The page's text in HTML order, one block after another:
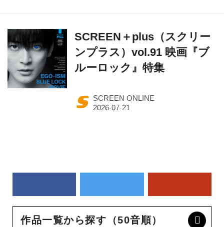
SCREEN＋plus（スクリー
ンプラス）vol.91 映画『ブ
ルーロック』特集
SCREEN ONLINE
作品一覧から探す（50音順）